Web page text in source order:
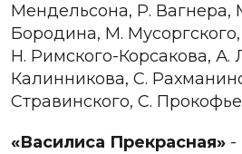
Мендельсона, Р. Вагнера,
Бородина, М.
Н. Римского-Корсакова, А.
Калинникова, С.
Стравинского, С.
«Василиса Прекрасная» -